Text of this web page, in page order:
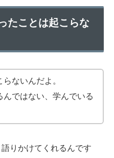
たことは起こらな
ないんだよ。
んではない、学んでいる
りかけてくれるんです